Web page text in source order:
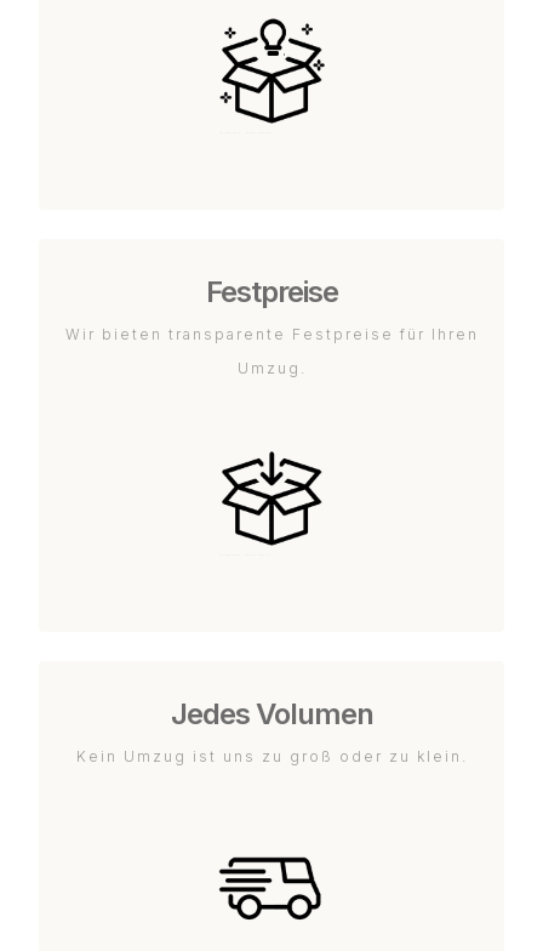
Festpreise
Wir bieten transparente Festpreise für Ihren
Umzug.
Jedes Volumen
Kein Umzug ist uns zu groß oder zu klein.